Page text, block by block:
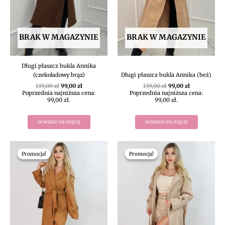
BRAK W MAGAZYNIE
Długi płaszcz bukla Annika
(czekoladowy brąz)
139,00zł 99,00 zł
Poprzednia najniższa cena:
99,00 zł.
DOWIEDZ SIĘ WIĘCEJ
BRAK W MAGAZYNIE
Długi płaszcz bukla Annika (beż)
139,00zł 99,00 zł
Poprzednia najniższa cena:
99,00 zł.
DOWIEDZ SIĘ WIĘCEJ
Promocja!
Promocja!
Pierwotna
cena
wynosiła:
139,00 zł.
Promocja!
Promocja!
Pierwotna
cena
wynosiła:
139,00 zł.